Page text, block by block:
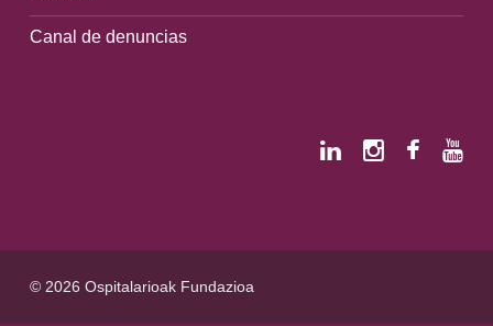
Canal de denuncias
© 2026 Ospitalarioak Fundazioa